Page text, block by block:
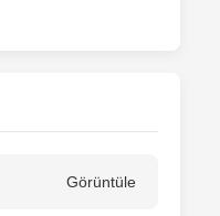
Görüntüle